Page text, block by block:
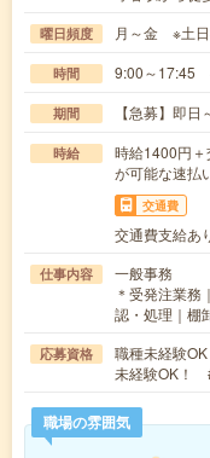
曜日頻度 月～金 ※土
時間 9:00～17:45
期間 【急募】即
時給
時給1400円
が可能な速払
交通費
交通費支給あ
仕事内容
一般事務
＊受発注業務
認・処理｜棚
応募資格
職種未経験
未経験OK！
職場の雰囲気